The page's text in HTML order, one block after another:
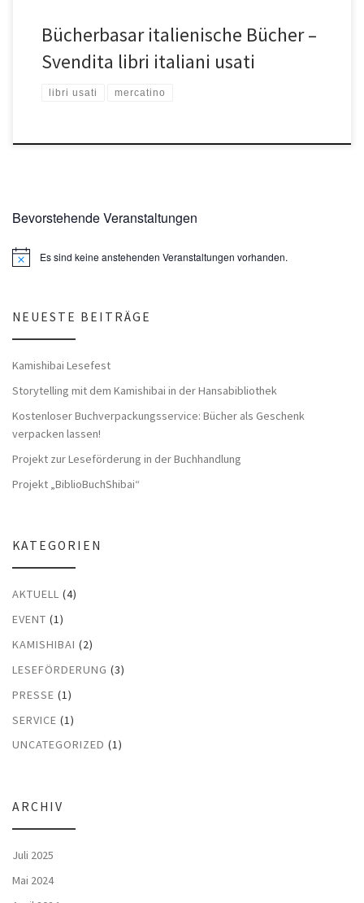
Bücherbasar italienische Bücher –
Svendita libri italiani usati
libri usati mercatino
Bevorstehende Veranstaltungen
H
e
s
Es sind keine anstehenden Veranstaltungen vorhanden.
NEUESTE BEITRÄGE
Kamishibai Lesefest
Storytelling mit dem Kamishibai in der Hansabibliothek
Kostenloser Buchverpackungsservice: Bücher als Geschenk
verpacken lassen!
Projekt zur Leseförderung in der Buchhandlung
Projekt „BiblioBuchShibai“
KATEGORIEN
AKTUELL (4)
EVENT (1)
KAMISHIBAI (2)
LESEFÖRDERUNG (3)
PRESSE (1)
SERVICE (1)
UNCATEGORIZED (1)
ARCHIV
Juli 2025
Mai 2024